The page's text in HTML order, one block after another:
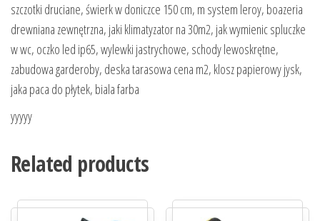
szczotki druciane, świerk w doniczce 150 cm, m system leroy, boazeria
drewniana zewnętrzna, jaki klimatyzator na 30m2, jak wymienic spluczke
w wc, oczko led ip65, wylewki jastrychowe, schody lewoskrętne,
zabudowa garderoby, deska tarasowa cena m2, klosz papierowy jysk,
jaka paca do płytek, biala farba
yyyyy
Related products